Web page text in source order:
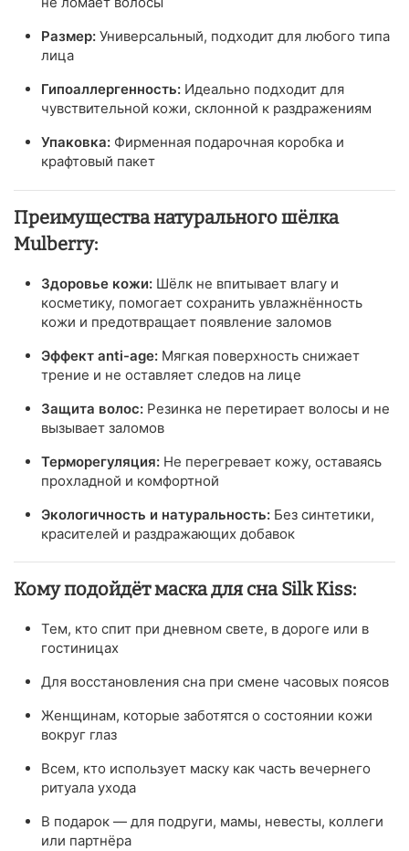
Размер: Универсальный, подходит для любого типа
лица
Гипоаллергенность: Идеально подходит для
чувствительной кожи, склонной к раздражениям
Упаковка: Фирменная подарочная коробка и
крафтовый пакет
Преимущества натурального шёлка
Mulberry:
Здоровье кожи: Шёлк не впитывает влагу и
косметику, помогает сохранить увлажнённость
кожи и предотвращает появление заломов
Эффект anti-age: Мягкая поверхность снижает
трение и не оставляет следов на лице
Защита волос: Резинка не перетирает волосы и не
вызывает заломов
Терморегуляция: Не перегревает кожу, оставаясь
прохладной и комфортной
Экологичность и натуральность: Без синтетики,
красителей и раздражающих добавок
Кому подойдёт маска для сна Silk Kiss:
Тем, кто спит при дневном свете, в дороге или в
гостиницах
Для восстановления сна при смене часовых поясов
Женщинам, которые заботятся о состоянии кожи
вокруг глаз
Всем, кто использует маску как часть вечернего
ритуала ухода
В подарок — для подруги, мамы, невесты, коллеги
или партнёра